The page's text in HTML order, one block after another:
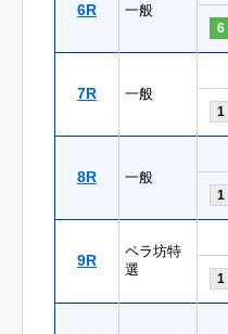
6R 一般
6
7R 一般
1
8R 一般
1
9R
ペラ坊特
選
1